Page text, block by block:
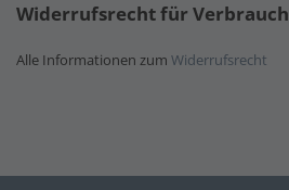
Widerrufsrecht für
Alle Informationen zum Widerrufsrecht